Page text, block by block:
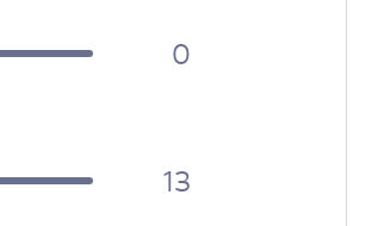
0
13